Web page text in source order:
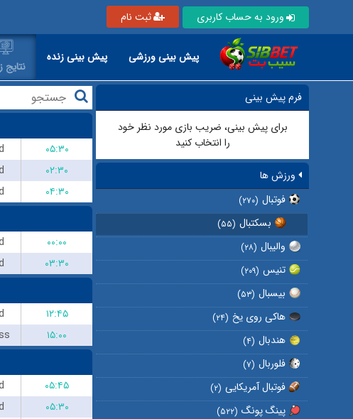
ورود به حساب کاربری ثبت نام
پیش بینی ورزشی پیش بینی زنده
نتایج
فرم پیش بینی
برای پیش بینی، ضریب بازی مورد نظر خود
را انتخاب کنید
ورزش ها
فوتبال (۲۷۰)
بسکتبال (۵۵)
والیبال (۲۸)
تنیس (۲۰۹)
بیسبال (۵۳)
هاکی روی یخ (۲۴)
هندبال (۴)
فلوربال (۷)
فوتبال آمریکایی (۲)
پینگ پونگ (۵۲۲)
۰۵:۳۰
۰۲:۳۰
۰۴:۳۰
۰۰:۰۰
۰۳:۳۰
۱۲:۴۵
۱۵:۰۰
۰۵:۴۵
۰۵:۳۰